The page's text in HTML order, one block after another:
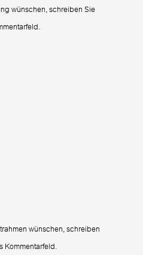
wünschen, schreiben Sie
wünschen, schreiben
Kommentarfeld.